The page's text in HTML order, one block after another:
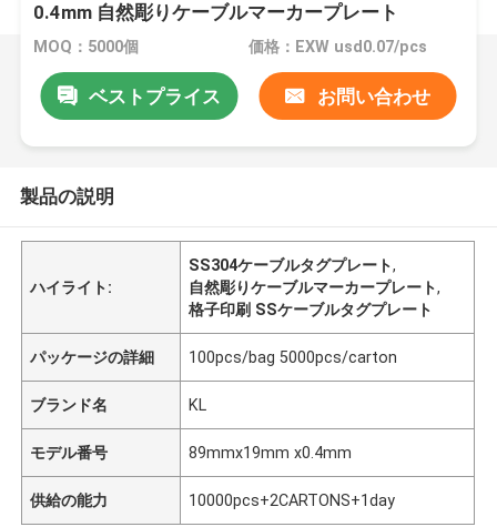
0.4mm 自然彫りケーブルマーカープレート
MOQ：5000個 価格：EXW usd0.07/pcs
ベストプライス お問い合わせ
製品の説明
ハイライト:
SS304ケーブルタグプレート,
自然彫りケーブルマーカープレート,
格子印刷 SSケーブルタグプレート
パッケージの詳細 100pcs/bag 5000pcs/carton
ブランド名 KL
モデル番号 89mmx19mm x0.4mm
供給の能力 10000pcs+2CARTONS+1day